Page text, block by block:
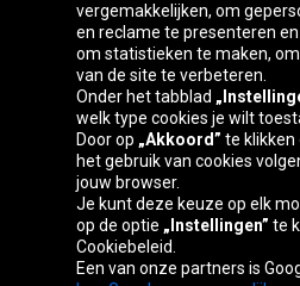
Česká
republika
Deutschland
France Italia
Österreich
vergemakkelijken, om
en reclame te presenteren
om statistieken te maken,
van de site te verbeteren.
Onder het tabblad
welk type cookies je wilt
Door op „Akkoord” te klikken
het gebruik van cookies
jouw browser.
Je kunt deze keuze op elk
op de optie „Instellingen” te
Cookiebeleid.
Een van onze partners is